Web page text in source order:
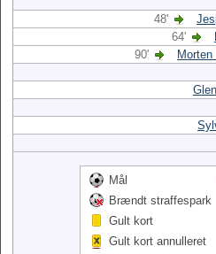
48'
64'
90'
Mål
Brændt straffespark
Gult kort
Gult kort annulleret